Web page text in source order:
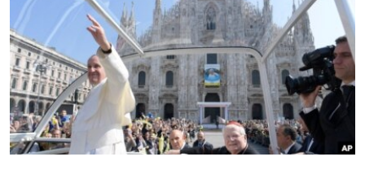
فرهنگ و زندگی
حقوق شهروندی
اقتصادی
علم و فناوری
اسرائیل در جنگ
مستندها
انتخابات ریاست جمهوری آمریکا ۲۰۲۴
حمله جمهوری اسلامی به اسرائیل
رمز مهسا
ورزش زنان در ایران
دنبال کنید
زبانهای مختلف